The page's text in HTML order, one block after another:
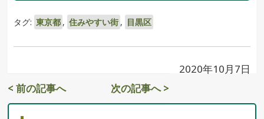
タグ: 東京都 , 住みやすい街 , 目黒区
2020年10月7日
< 前の記事へ
次の記事へ >